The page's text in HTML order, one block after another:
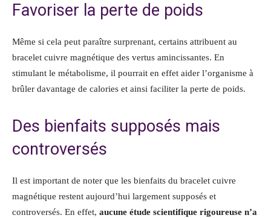
Favoriser la perte de poids
Même si cela peut paraître surprenant, certains attribuent au
bracelet cuivre magnétique des vertus amincissantes. En
stimulant le métabolisme, il pourrait en effet aider l’organisme à
brûler davantage de calories et ainsi faciliter la perte de poids.
Des bienfaits supposés mais
controversés
Il est important de noter que les bienfaits du bracelet cuivre
magnétique restent aujourd’hui largement supposés et
controversés. En effet, aucune étude scientifique rigoureuse n’a